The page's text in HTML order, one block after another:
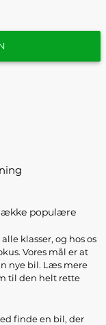
populære
klasser, og hos os
Vores mål er at
nye bil. Læs mere
til den helt rette
finde en bil, der